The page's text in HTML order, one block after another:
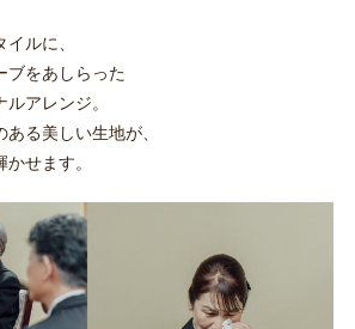
ルに、
ブをあしらった
アレンジ。
る美しい生地が、
せます。